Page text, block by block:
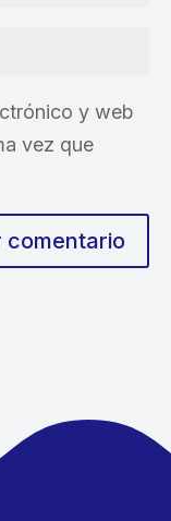
y web
vez que
comentario